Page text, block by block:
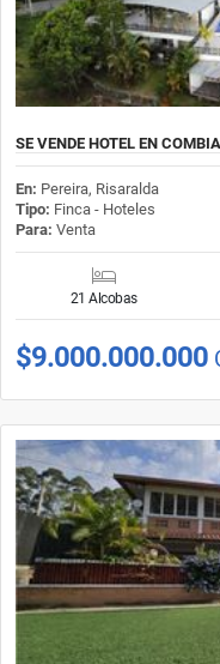
SE VENDE HOTEL EN COMBIA
En: Pereira, Risaralda
Tipo: Finca - Hoteles
Para: Venta
21 Alcobas
$9.000.000.000